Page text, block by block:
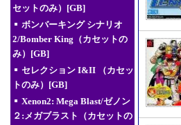
セットのみ）[GB]
ボンバーキング シナリオ
2/Bomber King（カセットの
み）[GB]
セレクション I&II （カセッ
トのみ）[GB]
Xenon2: Mega Blast/ゼノン
２:メガブラスト（カセットの